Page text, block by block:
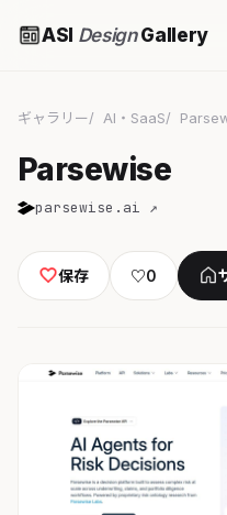
ASI DesignGallery
ギャラリー AI・SaaS
Parsewise
parsewise.ai ↗
保存 ♡0